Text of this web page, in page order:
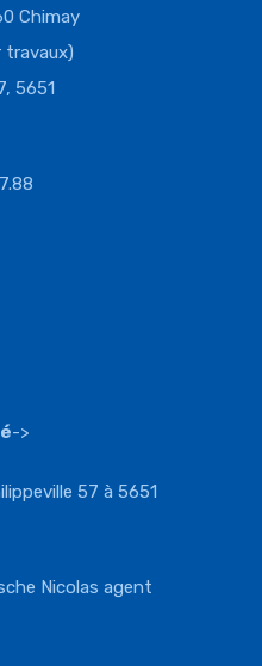
Chimay
travaux)
5651
->
57 à 5651
Nicolas agent